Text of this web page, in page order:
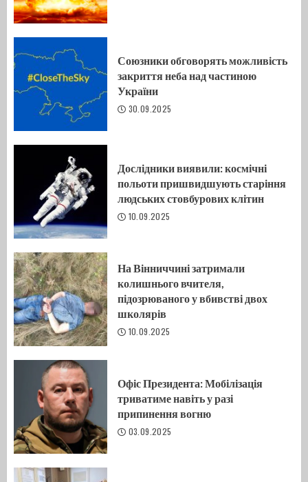
Союзники обговорять можливість
закриття неба над частиною
України
30.09.2025
Дослідники виявили: космічні
польоти пришвидшують старіння
людських стовбурових клітин
10.09.2025
На Вінниччині затримали
колишнього вчителя,
підозрюваного у вбивстві двох
школярів
10.09.2025
Офіс Президента: Мобілізація
триватиме навіть у разі
припинення вогню
03.09.2025